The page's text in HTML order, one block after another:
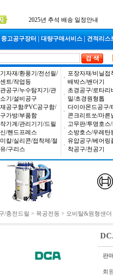
2026년 설날 배송일장 안내
중고공구장터 대량구매서비스 견적리스
자재/환풍기/전선릴/
트/작업등
공구/누수탐지기/관
기/설비공구
공구함/PVC공구함/
가방/부품함
기계/관리기기/드릴
/핸드프레스
칼/실리콘/접착제/절
/구리스
포장자재/비닐접
배박스/밴더기
초경공구/로타리
밀/초경원형톱
다이아몬드공구/
콘크리트쏘/마른
고무판/투명호스
소방호스/우레탄
유압공구/베어링
착공구/천공기
/충전드릴 > 목공전동 > 오비탈&원형샌더
판
회